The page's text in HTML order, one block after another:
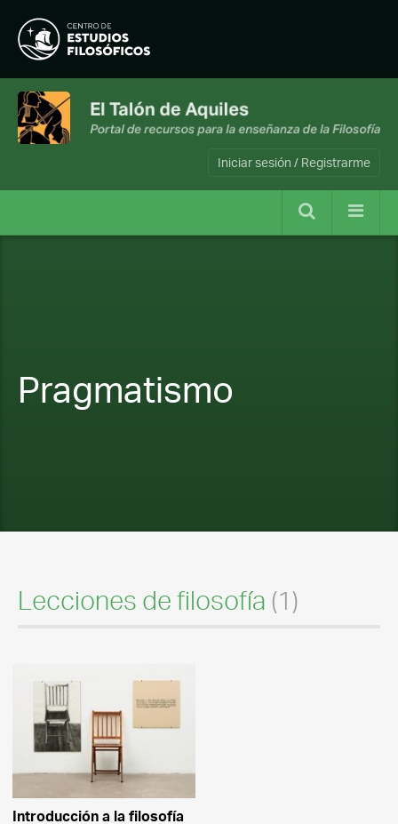
Iniciar sesión / Registrarme
Pragmatismo
Lecciones de filosofía (1)
Introducción a la filosofía